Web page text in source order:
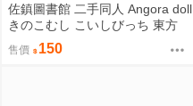
佐鎮圖書館 二手同人 Angora doll
きのこむし こいしびっち 東方
售價 150